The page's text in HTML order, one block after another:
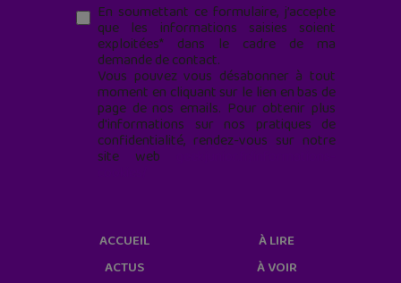
En soumettant ce formulaire, j’accepte
que les informations saisies soient
exploitées* dans le cadre de ma
demande de contact.
Vous pouvez vous désabonner à tout
moment en cliquant sur le lien en bas de
page de nos emails. Pour obtenir plus
d'informations sur nos pratiques de
confidentialité, rendez-vous sur notre
site web
ACCUEIL
ACTUS
À LIRE
À VOIR